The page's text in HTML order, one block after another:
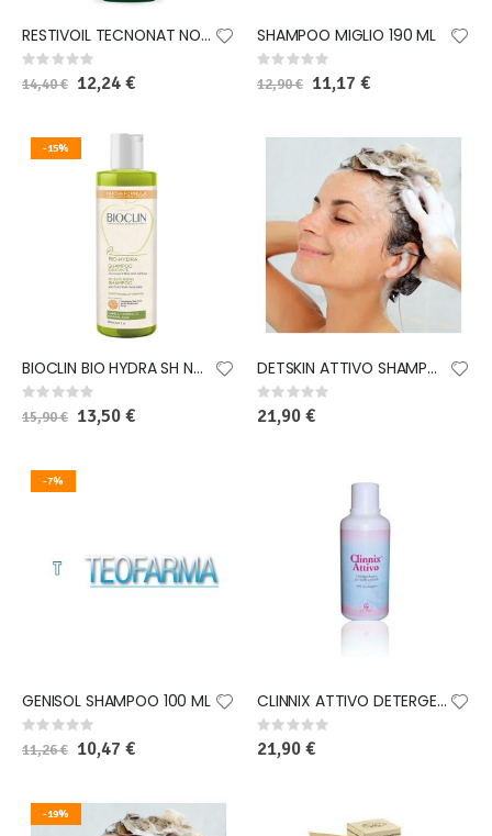
RESTIVOIL TECNONAT NORMALI SHAMPOO 250 ML
Rating:
0%
14,40 € Special
Price
12,24 €
SHAMPOO MIGLIO 190 ML
Rating:
0%
12,90 € Special
Price
11,17 €
-15%
BIOCLIN BIO HYDRA SH NORM400ML
Rating:
0%
15,90 € Special
Price
13,50 €
DETSKIN ATTIVO SHAMPOODOCCIA 500 ML
Rating:
0%
21,90 €
-7%
GENISOL SHAMPOO 100 ML
Rating:
0%
11,26 € Special
Price
10,47 €
CLINNIX ATTIVO DETERGENTE DERMATOLOGICO 500 ML
Rating:
0%
21,90 €
-19%